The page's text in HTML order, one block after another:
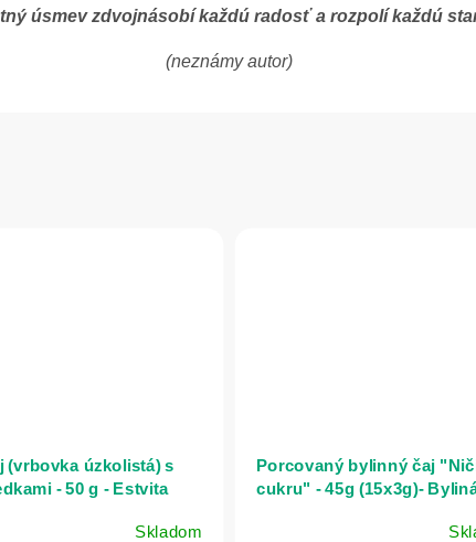
úsmev zdvojnásobí každú radosť a rozpolí každú
(neznámy autor)
(vrbovka úzkolistá) s
- 50 g - Estvita
Skladom
Porcovaný bylinný čaj
cukru" - 45g (15x3g)-